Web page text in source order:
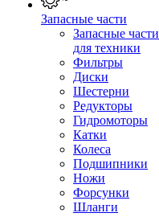
Запасные части
Запасные части
для техники
Фильтры
Диски
Шестерни
Редукторы
Гидромоторы
Катки
Колеса
Подшипники
Ножи
Форсунки
Шланги